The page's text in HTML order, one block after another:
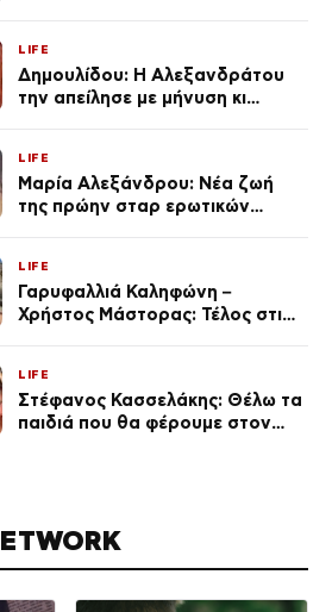
LIFE
Δημουλίδου: Η Αλεξανδράτου
την απείλησε με μήνυση κι
ποια είσαι σοκαρίστικα»
LIFE
Μαρία Αλεξάνδρου: Νέα ζωή
της πρώην σταρ ερωτικών
(Φωτογραφίες)
LIFE
Γαρυφαλλιά Καληφώνη –
Χρήστος Μάστορας: Τέλος στις
LIFE
Στέφανος Κασσελάκης: Θέλω τα
παιδιά που θα φέρουμε στον